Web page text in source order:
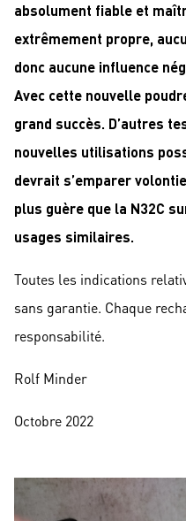
absolument fiable et
extrêmement propre,
donc aucune influence
Avec cette nouvelle
grand succès. D’autres
nouvelles utilisations
devrait s’emparer
plus guère que la N32C
usages similaires.
Toutes les indications
sans garantie. Chaque
responsabilité.
Rolf Minder
Octobre 2022